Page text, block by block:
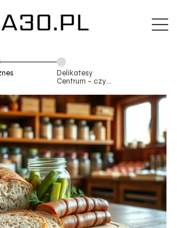
Delikatesy
Centrum – czy